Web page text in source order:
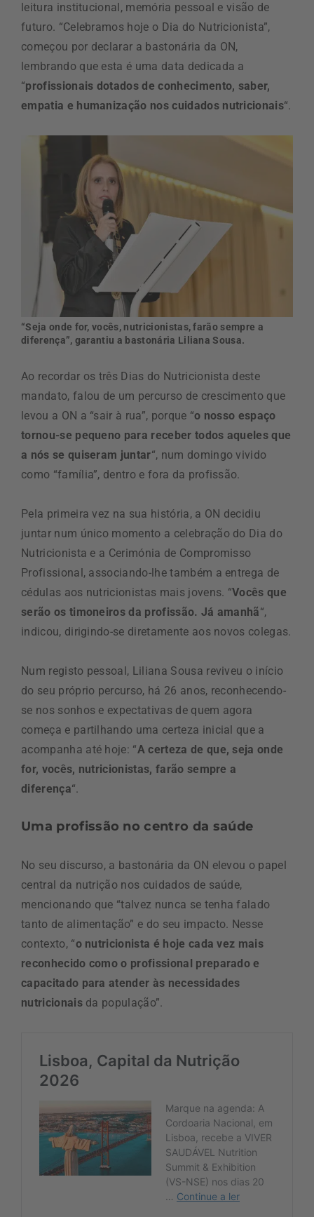
leitura institucional, memória pessoal e visão de
futuro. “Celebramos hoje o Dia do Nutricionista”,
começou por declarar a bastonária da ON,
lembrando que esta é uma data dedicada a
“profissionais dotados de conhecimento, saber,
empatia e humanização nos cuidados nutricionais“.
“Seja onde for, vocês, nutricionistas, farão sempre a
diferença”, garantiu a bastonária Liliana Sousa.
Ao recordar os três Dias do Nutricionista deste
mandato, falou de um percurso de crescimento que
levou a ON a “sair à rua”, porque “o nosso espaço
tornou-se pequeno para receber todos aqueles que
a nós se quiseram juntar“, num domingo vivido
como “família”, dentro e fora da profissão.
Pela primeira vez na sua história, a ON decidiu
juntar num único momento a celebração do Dia do
Nutricionista e a Cerimónia de Compromisso
Profissional, associando-lhe também a entrega de
cédulas aos nutricionistas mais jovens. “Vocês que
serão os timoneiros da profissão. Já amanhã“,
indicou, dirigindo-se diretamente aos novos colegas.
Num registo pessoal, Liliana Sousa reviveu o início
do seu próprio percurso, há 26 anos, reconhecendo-
se nos sonhos e expectativas de quem agora
começa e partilhando uma certeza inicial que a
acompanha até hoje: “A certeza de que, seja onde
for, vocês, nutricionistas, farão sempre a
diferença“.
Uma profissão no centro da saúde
No seu discurso, a bastonária da ON elevou o papel
central da nutrição nos cuidados de saúde,
mencionando que “talvez nunca se tenha falado
tanto de alimentação” e do seu impacto. Nesse
contexto, “o nutricionista é hoje cada vez mais
reconhecido como o profissional preparado e
capacitado para atender às necessidades
nutricionaisda população”.